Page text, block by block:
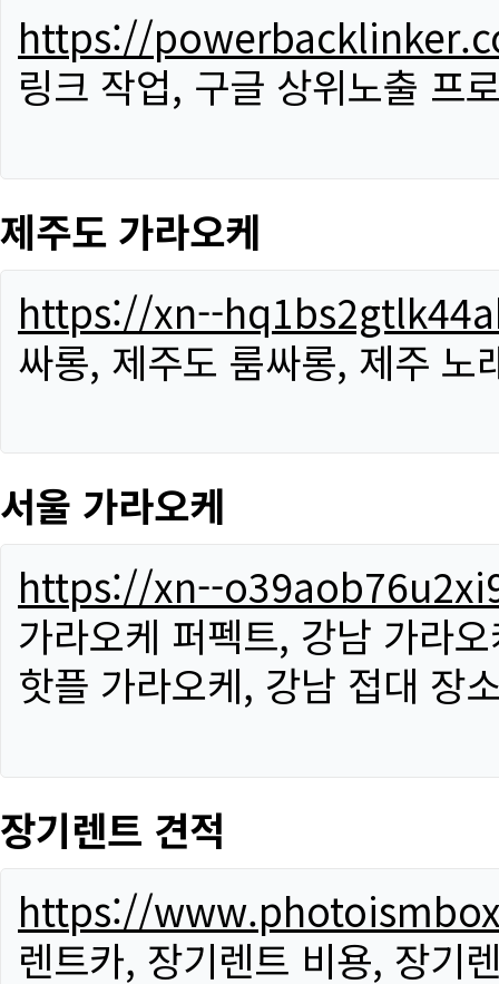
https://
링크 작업, 구글 상위노출 프
제주도 가라오케
https://xn--
싸롱, 제주도 룸싸롱, 제주 노
서울 가라오케
https://xn--
가라오케 퍼펙트, 강남 가라
핫플 가라오케, 강남 접대 장
장기렌트 견적
https://
렌트카, 장기렌트 비용, 장기